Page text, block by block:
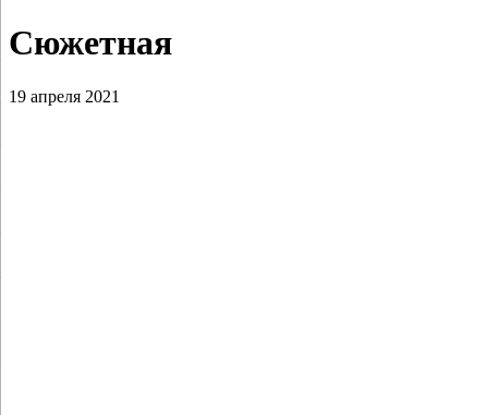
Сюжетная
19 апреля 2021